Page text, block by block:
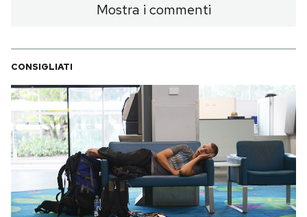
Mostra i commenti
CONSIGLIATI